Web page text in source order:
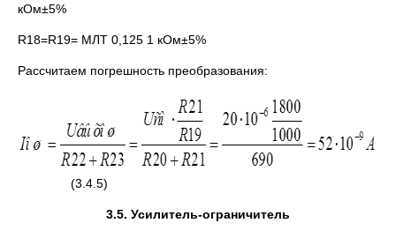
кОм±5%
R18=R19= МЛТ 0,125 1 кОм±5%
Рассчитаем погрешность преобразования:
(3.4.5)
3.5. Усилитель-ограничитель